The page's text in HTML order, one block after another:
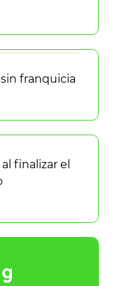
franquicia
finalizar el